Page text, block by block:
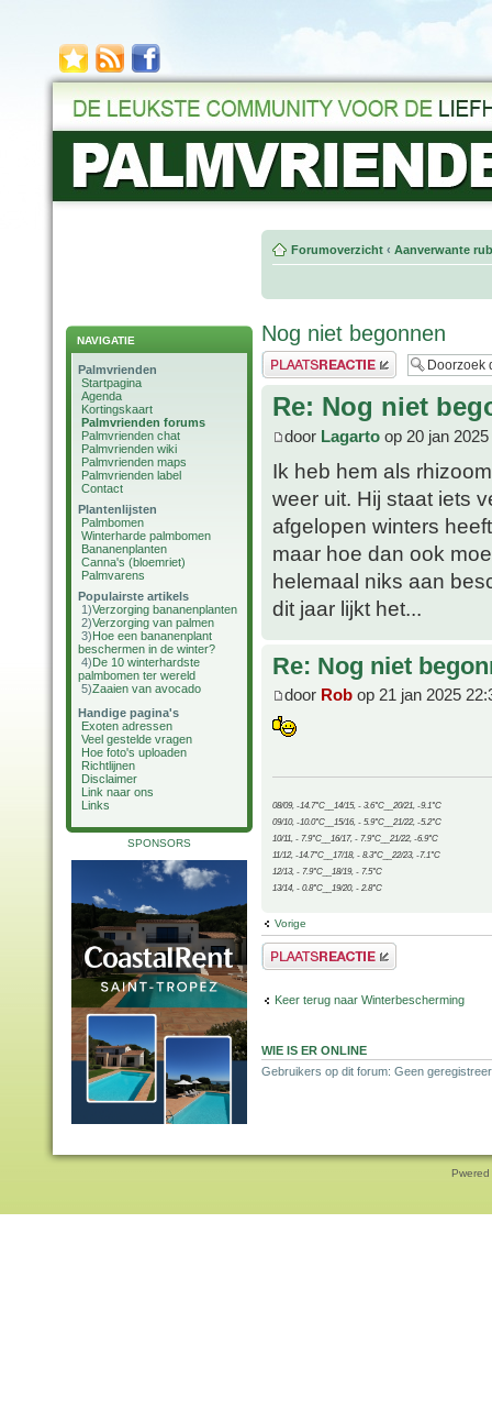
NAVIGATIE
Palmvrienden
Startpagina
Agenda
Kortingskaart
Palmvrienden forums
Palmvrienden chat
Palmvrienden wiki
Palmvrienden maps
Palmvrienden label
Contact
Plantenlijsten
Palmbomen
Winterharde palmbomen
Bananenplanten
Canna's (bloemriet)
Palmvarens
Populairste artikels
1)Verzorging bananenplanten
2)Verzorging van palmen
3)Hoe een bananenplant
beschermen in de winter?
4)De 10 winterhardste
palmbomen ter wereld
5)Zaaien van avocado
Handige pagina's
Exoten adressen
Veel gestelde vragen
Hoe foto's uploaden
Richtlijnen
Disclaimer
Link naar ons
Links
SPONSORS
Forumoverzicht ‹ Aanverwante
Nog niet begonnen
Plaats een reactie
Re: Nog niet
door Lagarto op 20 jan
Ik heb hem als
weer uit. Hij staat iets
afgelopen winters
maar hoe dan ook
helemaal niks aan
dit jaar lijkt het...
Re: Nog niet
door Rob op 21 jan 2025
08/09, -14.7°C__14/15, - 3.6°C__20/21, -9.1°C
09/10, -10.0°C__15/16, - 5.9°C__21/22, -5.2°C
10/11, - 7.9°C__16/17, - 7.9°C__21/22, -6.9°C
11/12, -14.7°C__17/18, - 8.3°C__22/23, -7.1°C
12/13, - 7.9°C__18/19, - 7.5°C
13/14, - 0.8°C__19/20, - 2.8°C
Vorige
Plaats een reactie
Keer terug naar Winterbescherming
WIE IS ER ONLINE
Gebruikers op dit forum: Geen